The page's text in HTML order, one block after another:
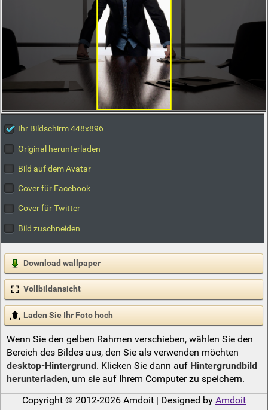
Ihr Bildschirm 448x896
Original herunterladen
Bild auf dem Avatar
Cover für Facebook
Cover für Twitter
Bild zuschneiden
Download wallpaper
Vollbildansicht
Laden Sie Ihr Foto hoch
Wenn Sie den gelben Rahmen verschieben, wählen Sie den
Bereich des Bildes aus, den Sie als verwenden möchten
desktop-Hintergrund. Klicken Sie dann auf Hintergrundbild
herunterladen, um sie auf Ihrem Computer zu speichern.
Copyright © 2012-2026 Amdoit | Designed by Amdoit